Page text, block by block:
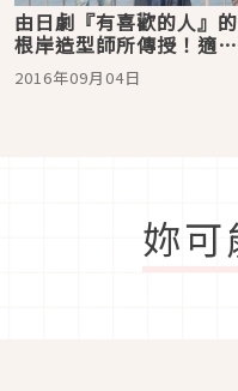
由日劇『有喜歡的人』的
根岸造型師所傳授！適合
30世代之最應時的時尚造
型
2016年09月04日
妳可